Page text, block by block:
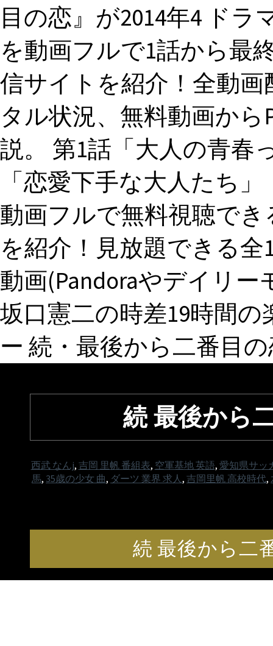
目の恋』が2014年4 ド
を動画フルで1話から最
信サイトを紹介！全動画
タル状況、無料動画から
説。 第1話「大人の青春
「恋愛下手な大人たち
動画フルで無料視聴で
を紹介！見放題できる
動画(Pandoraやデイリ
坂口憲二の時差19時間
ー 続・最後から二番目
続 最後から
西武 なんj, 吉岡 里帆 番組表, 空軍基地 英語, 愛知県サッ
馬, 35歳の少女 曲, ダーツ 業界 求人, 吉岡里帆 高校時代,
続 最後から二